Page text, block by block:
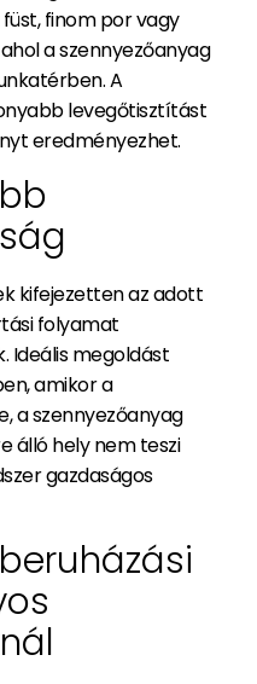
finom por vagy
a szennyezőanyag
A
levegőtisztítást
eredményezhet.
kifejezetten az adott
folyamat
Ideális megoldást
amikor a
a szennyezőanyag
álló hely nem teszi
gazdaságos